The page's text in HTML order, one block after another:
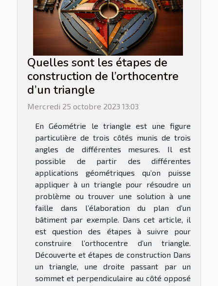
Quelles sont les étapes de
construction de l’orthocentre
d’un triangle
Mercredi 25 octobre 2023 13:03
En Géométrie le triangle est une figure
particulière de trois côtés munis de trois
angles de différentes mesures. Il est
possible de partir des différentes
applications géométriques qu’on puisse
appliquer à un triangle pour résoudre un
problème ou trouver une solution à une
faille dans l’élaboration du plan d’un
bâtiment par exemple. Dans cet article, il
est question des étapes à suivre pour
construire l’orthocentre d’un triangle.
Découverte et étapes de construction Dans
un triangle, une droite passant par un
sommet et perpendiculaire au côté opposé